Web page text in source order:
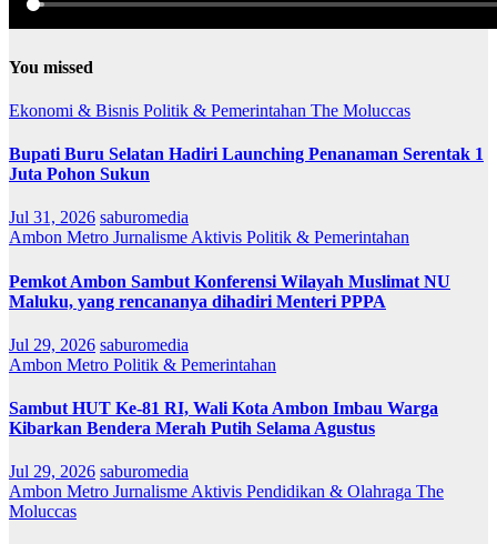
You missed
Ekonomi & Bisnis Politik & Pemerintahan The Moluccas
Bupati Buru Selatan Hadiri Launching Penanaman Serentak 1
Juta Pohon Sukun
Jul 31, 2026 saburomedia
Ambon Metro Jurnalisme Aktivis Politik & Pemerintahan
Pemkot Ambon Sambut Konferensi Wilayah Muslimat NU
Maluku, yang rencananya dihadiri Menteri PPPA
Jul 29, 2026 saburomedia
Ambon Metro Politik & Pemerintahan
Sambut HUT Ke-81 RI, Wali Kota Ambon Imbau Warga
Kibarkan Bendera Merah Putih Selama Agustus
Jul 29, 2026 saburomedia
Ambon Metro Jurnalisme Aktivis Pendidikan & Olahraga The
Moluccas